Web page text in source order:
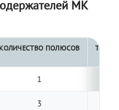
МК
КОЛИЧЕСТВО ПОЛЮСОВ
1
3